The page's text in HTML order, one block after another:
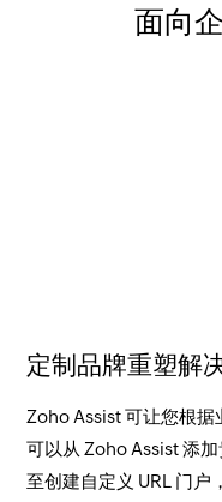
面向
定制品牌重塑解
Zoho Assist 可让您根
可以从 Zoho Assist 添
至创建自定义 URL 门户